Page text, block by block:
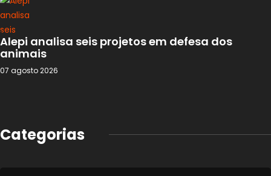
Alepi analisa seis projetos em defesa dos
animais
07 agosto 2026
Categorias